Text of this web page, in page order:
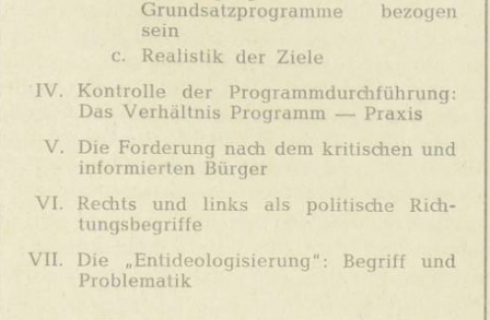
In
öffnen